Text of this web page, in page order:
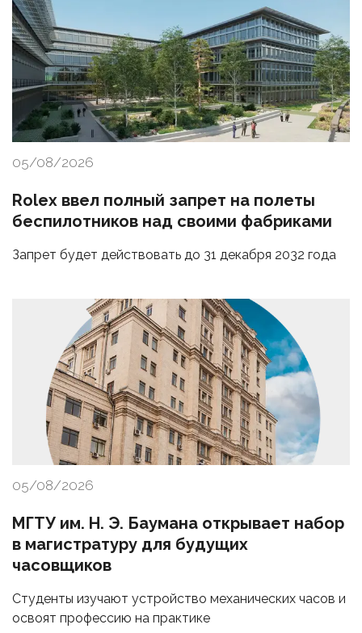
05/08/2026
Rolex ввел полный запрет на полеты
беспилотников над своими фабриками
Запрет будет действовать до 31 декабря 2032 года
05/08/2026
МГТУ им. Н. Э. Баумана открывает набор
в магистратуру для будущих
часовщиков
Студенты изучают устройство механических часов и
освоят профессию на практике